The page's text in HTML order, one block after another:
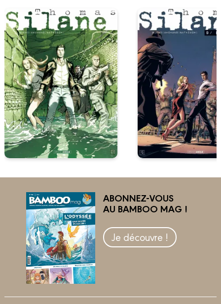
ABONNEZ-VOUS
AU BAMBOO MAG !
Je découvre !